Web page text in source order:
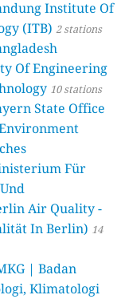
Institute Of
(ITB) 2 stations
Of Engineering
10 stations
State Office
Für
Verbraucherschutz) - LfU
Air Quality -
In Berlin) 14
| Badan
Klimatologi